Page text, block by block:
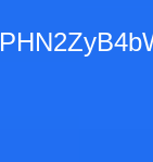
carrito